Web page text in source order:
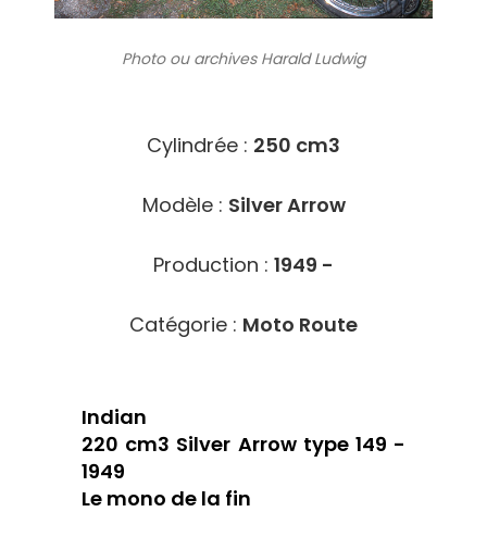
Photo ou archivesHarald Ludwig
Cylindrée : 250 cm3
Modèle : Silver Arrow
Production : 1949 -
Catégorie : Moto Route
Indian
220 cm3 Silver Arrow type 149 -
1949
Le mono de la fin